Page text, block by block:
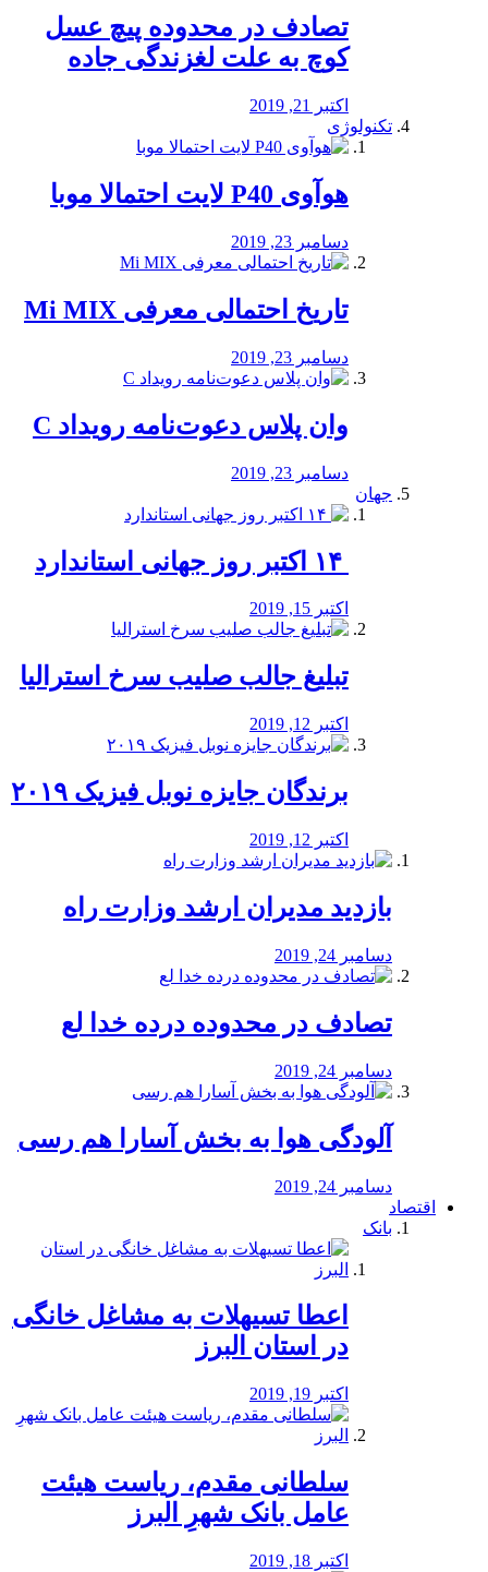
تصادف در محدوده پیچ عسل
کوچ به علت لغزندگی جاده
اکتبر 21, 2019
تکنولوژی
هوآوی P40 لایت احتمالا موبا
دسامبر 23, 2019
تاریخ احتمالی معرفی Mi MIX
دسامبر 23, 2019
وان پلاس دعوت‌نامه رویداد C
دسامبر 23, 2019
جهان
اکتبر 15, 2019
تبلیغ جالب صلیب سرخ استرالیا
اکتبر 12, 2019
برندگان جایزه نوبل فیزیک ۲۰۱۹
اکتبر 12, 2019
بازدید مدیران ارشد وزارت راه
دسامبر 24, 2019
تصادف در محدوده درده خدا لع
دسامبر 24, 2019
آلودگی هوا به بخش آسارا هم رسی
دسامبر 24, 2019
اقتصاد
بانک
️اعطا تسیهلات به مشاغل خانگی
در استان البرز
اکتبر 19, 2019
سلطانی مقدم، ریاست هیئت
عامل بانک شهرِ البرز
اکتبر 18, 2019